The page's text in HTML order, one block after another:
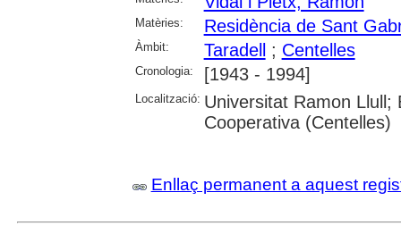
Matèries: Residència de Sant
Àmbit: Taradell; Centelles
Cronologia: [1943 - 1994]
Localització: Universitat Ramon Llull;
Cooperativa (Centelles)
Enllaç permanent a aquest